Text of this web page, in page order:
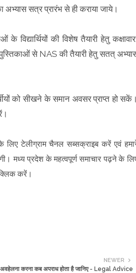
अभ्यास सत्र प्रारंभ से ही कराया जाये।
की विशेष तैयारी हेतु
से NAS की तैयारी हेतु सतत्
को सीखने के समान अवसर प्राप्त हो
टेलीग्राम चैनल सब्सक्राइब करें एवं
मध्य प्रदेश के महत्वपूर्ण समाचार पढ़ने के
करें।
NEWER
करना कब अपराध होता है जानिए - Legal Advice